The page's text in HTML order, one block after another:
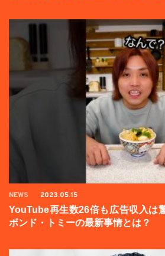
NEWS 2023.05.15
YouTube再生数26倍も広告収入は
ボンド・トミーの最新事情とは？